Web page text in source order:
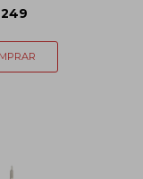
249